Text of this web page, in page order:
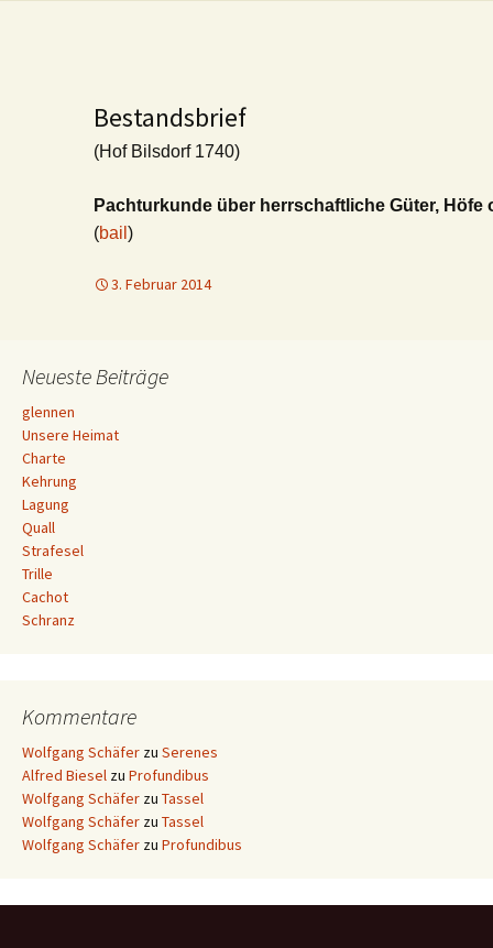
Bestandsbrief
(Hof Bilsdorf 1740)
Pachturkunde über herrschaftliche Güter, Höfe
(bail )
3. Februar 2014
Neueste Beiträge
glennen
Unsere Heimat
Charte
Kehrung
Lagung
Quall
Strafesel
Trille
Cachot
Schranz
Kommentare
Wolfgang Schäfer zu Serenes
Alfred Biesel zu Profundibus
Wolfgang Schäfer zu Tassel
Wolfgang Schäfer zu Tassel
Wolfgang Schäfer zu Profundibus